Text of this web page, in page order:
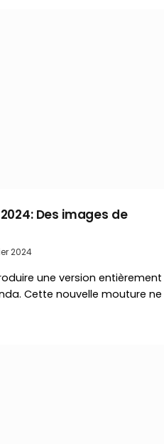
Des images de
2024
une version entièrement
Cette nouvelle mouture ne